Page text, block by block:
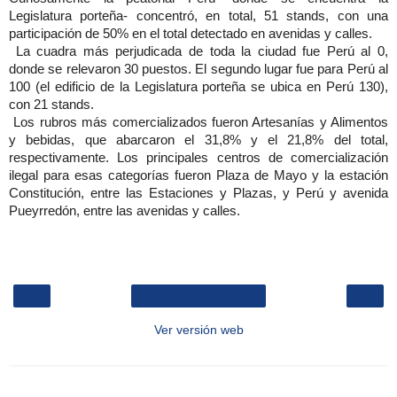
Legislatura porteña- concentró, en total, 51 stands, con una
participación de 50% en el total detectado en avenidas y calles.
La cuadra más perjudicada de toda la ciudad fue Perú al 0,
donde se relevaron 30 puestos. El segundo lugar fue para Perú al
100 (el edificio de la Legislatura porteña se ubica en Perú 130),
con 21 stands.
Los rubros más comercializados fueron Artesanías y Alimentos
y bebidas, que abarcaron el 31,8% y el 21,8% del total,
respectivamente. Los principales centros de comercialización
ilegal para esas categorías fueron Plaza de Mayo y la estación
Constitución, entre las Estaciones y Plazas, y Perú y avenida
Pueyrredón, entre las avenidas y calles.
Ver versión web